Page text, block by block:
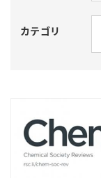
カテゴリ